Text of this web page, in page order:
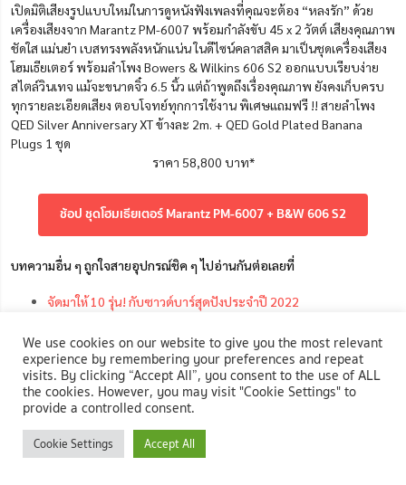
เปิดมิติเสียงรูปแบบใหม่ในการดูหนังฟังเพลงที่คุณจะต้อง “หลงรัก” ด้วย
เครื่องเสียงจาก Marantz PM-6007 พร้อมกำลังขับ 45 x 2 วัตต์ เสียงคุณภาพ
ชัดใส แม่นยำ เบสทรงพลังหนักแน่น ในดีไซน์คลาสสิค มาเป็นชุดเครื่องเสียง
โฮมเธียเตอร์ พร้อมลำโพง Bowers & Wilkins 606 S2 ออกแบบเรียบง่าย
สไตล์วินเทจ แม้จะขนาดจิ๋ว 6.5 นิ้ว แต่ถ้าพูดถึงเรื่องคุณภาพ ยังคงเก็บครบ
ทุกรายละเอียดเสียง ตอบโจทย์ทุกการใช้งาน พิเศษแถมฟรี !! สายลำโพง
QED Silver Anniversary XT ข้างละ 2m. + QED Gold Plated Banana
Plugs 1 ชุด
ราคา 58,800 บาท*
ช้อป ชุดโฮมเธียเตอร์ Marantz PM-6007 + B&W 606 S2
บทความอื่น ๆ ถูกใจสายอุปกรณ์ชิค ๆ ไปอ่านกันต่อเลยที่
จัดมาให้10 รุ่น! กับซาวด์บาร์สุดปังประจำปี 2022
อยากดูหนังที่บ้านให้ได้ฟีลแบบเกาหลีเลือกโปรเจคเตอร์รุ่นไหนดี
สำหรับใครที่รักในการดูหนังมันส์ ๆ ฟังเพลงฟิน ๆ อยากสัมผัสประสบการณ์
เต็มอิ่มแบบโรงหนังขนาดย่อมในบ้านตัวเอง ชุดโฮมเธียเตอร์ดี ๆ สักหนึ่งชุด
น่าจะตอบโจทย์การใช้งานอย่างยิ่ง มาเลือกช้อปกันได้ที่
รวมสินค้าในบ้านให้คุณไว้อย่างครบครัน ไม่ว่าจะลำโพง ชุดเครื่องเสียงโฮม
We use cookies on our website to give you the most relevant
experience by remembering your preferences and repeat
visits. By clicking “Accept All”, you consent to the use of ALL
the cookies. However, you may visit "Cookie Settings" to
provide a controlled consent.
Cookie Settings Accept All